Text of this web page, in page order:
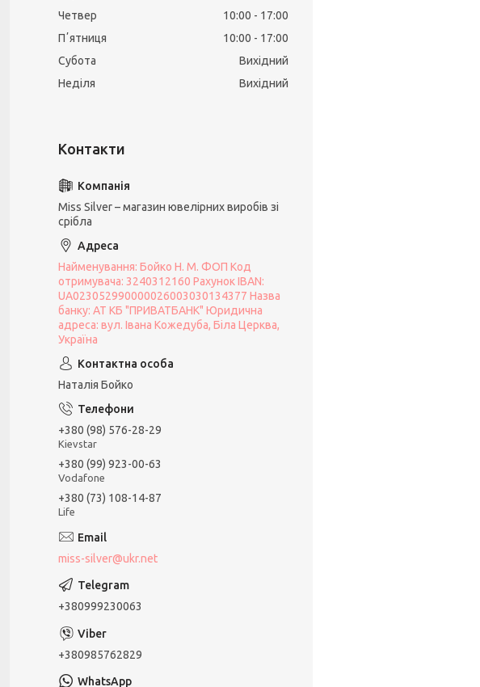
Четвер
10:00
17:00
Пʼятниця
10:00
17:00
Субота
Вихідний
Неділя
Вихідний
Miss Silver – магазин ювелірних виробів зі
срібла
Найменування: Бойко Н. М. ФОП Код
отримувача: 3240312160 Рахунок IBAN:
UA023052990000026003030134377 Назва
банку: АТ КБ "ПРИВАТБАНК" Юридична
адреса: вул. Івана Кожедуба, Біла Церква,
Україна
Наталія Бойко
+380 (98) 576-28-29
Kievstar
+380 (99) 923-00-63
Vodafone
+380 (73) 108-14-87
Life
miss-silver@ukr.net
+380999230063
+380985762829